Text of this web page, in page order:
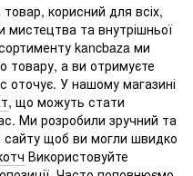
корисний для всіх,
та внутрішньої
kancbaza ми
товару, а ви отримуєте
оточує. У нашому магазині
, що можуть стати
Ми розробили зручний та
сайту щоб ви могли швидко
Використовуйте